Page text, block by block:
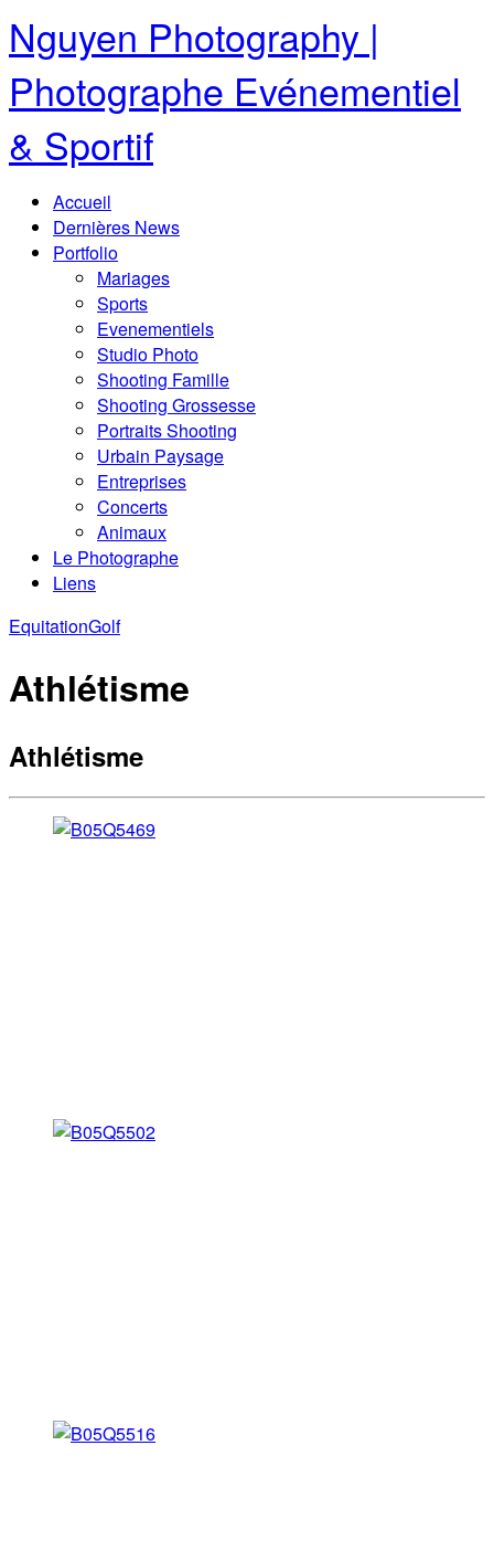
Nguyen Photography |
Photographe Evénementiel
& Sportif
Accueil
Dernières News
Portfolio
Mariages
Sports
Evenementiels
Studio Photo
Shooting Famille
Shooting Grossesse
Portraits Shooting
Urbain Paysage
Entreprises
Concerts
Animaux
Le Photographe
Liens
EquitationGolf
Athlétisme
Athlétisme